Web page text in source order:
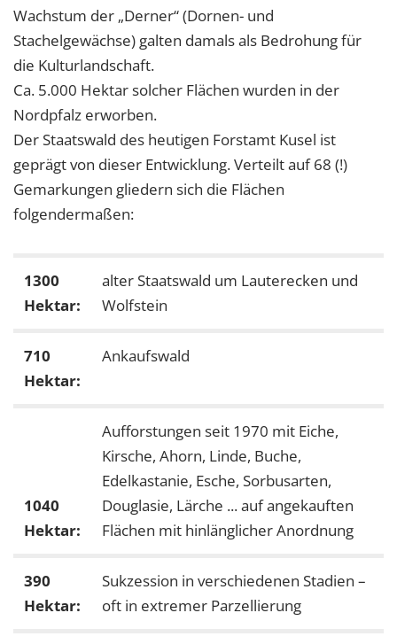
Wachstum der „Derner“ (Dornen- und
Stachelgewächse) galten damals als Bedrohung für
die Kulturlandschaft.
Ca. 5.000 Hektar solcher Flächen wurden in der
Nordpfalz erworben.
Der Staatswald des heutigen Forstamt Kusel ist
geprägt von dieser Entwicklung. Verteilt auf 68 (!)
Gemarkungen gliedern sich die Flächen
folgendermaßen:
1300
Hektar:
alter Staatswald um Lauterecken und
Wolfstein
710
Hektar:
Ankaufswald
1040
Hektar:
Aufforstungen seit 1970 mit Eiche,
Kirsche, Ahorn, Linde, Buche,
Edelkastanie, Esche, Sorbusarten,
Douglasie, Lärche ... auf angekauften
Flächen mit hinlänglicher Anordnung
390
Hektar:
Sukzession in verschiedenen Stadien –
oft in extremer Parzellierung